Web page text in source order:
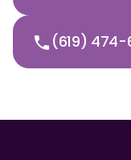
(619) 474-